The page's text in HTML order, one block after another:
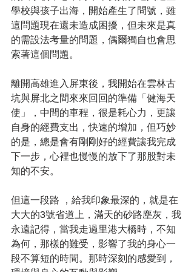
學校與孩子出海，開始產生了問號，雖
這問題現在還未造成困擾，但未來是真
的需設法考量的問題，偶爾獨自也會思
索著這個問題。
離開高雄進入屏東後，我開始在雲林古
坑與屏北之間來來回回的準備「健海天
使」，中間的車程，很是耗心力，更讓
自身的經費支出，快速的增加，但巧妙
的是，總是會有剛剛好的經費讓我完成
下一步，心裡也慢慢的放下了那股對未
知的不安。
但這一段路 ，給我印象最深的，就是在
大大的3號省道上，滿天的砂路塵灰，我
永遠記得，當我走過里港大橋時，不知
為何，那樣的難受，影響了我的身心一
段不算短的時間。那時深刻的感愛到，